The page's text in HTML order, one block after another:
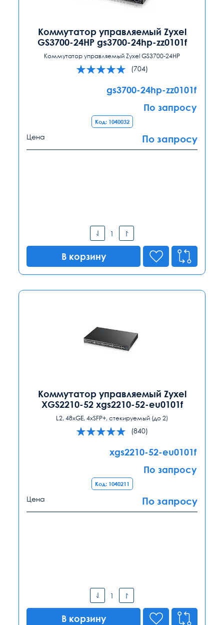
Коммутатор управляемый Zyxel
GS3700-24HP gs3700-24hp-zz0101f
Коммутатор управляемый Zyxel GS3700-24HP
(704)
gs3700-24hp-zz0101f
По запросу
Код: 1040032
Цена По запросу
В корзину
Коммутатор управляемый Zyxel
XGS2210-52 xgs2210-52-eu0101f
L2, 48xGE, 4xSFP+, стекируемый (до 2)
(840)
xgs2210-52-eu0101f
По запросу
Код: 1040211
Цена По запросу
В корзину